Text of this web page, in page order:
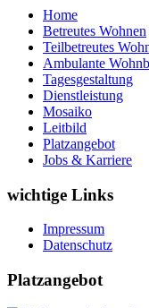
Home
Betreutes Wohnen
Teilbetreutes
Ambulante
Tagesgestaltung
Dienstleistung
Mosaiko
Leitbild
Platzangebot
Jobs & Karriere
wichtige Links
Impressum
Datenschutz
Platzangebot